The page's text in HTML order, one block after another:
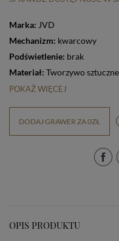
Marka: JVD
Mechanizm: kwarcowy
Podświetlenie: brak
Materiał: Tworzywo sztuczne
POKAŻ WIĘCEJ
DODAJ GRAWER ZA 0ZŁ
OPIS PRODUKTU